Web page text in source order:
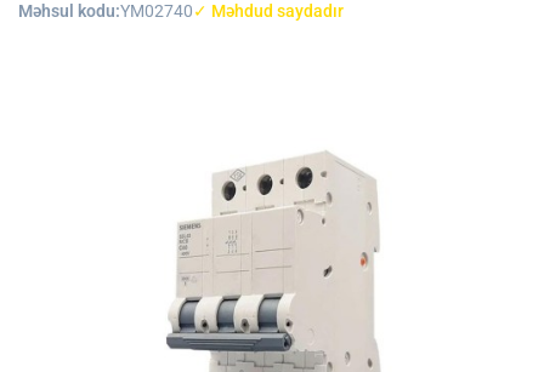
Məhsul kodu:YM02740✓ Məhdud saydadır